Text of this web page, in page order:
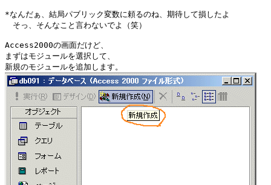
*なんだぁ、結局パブリック変数に頼るのね、期待して損したよ
そっ、そんなこと言わないでよ（笑）
Access2000の画面だけど、
まずはモジュールを選択して、